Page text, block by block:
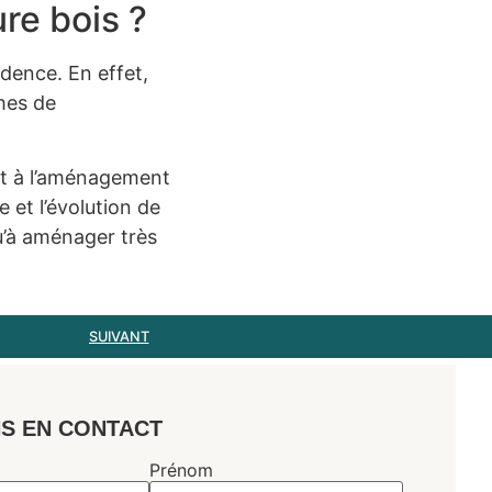
bois ?
En effet,
de
l’aménagement
et l’évolution de
aménager très
SUIVANT
EN CONTACT
Prénom